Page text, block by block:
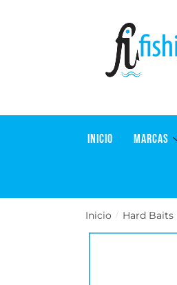
INICIO MARCAS
Inicio / Hard Baits